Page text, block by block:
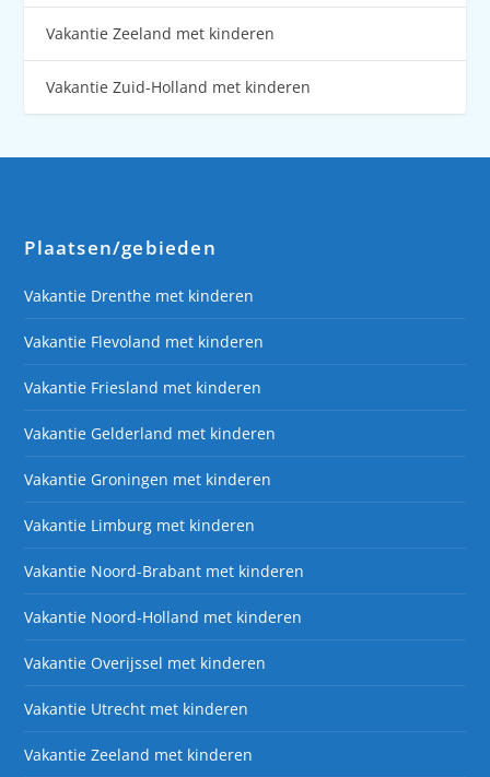
Vakantie Zeeland met kinderen
Vakantie Zuid-Holland met kinderen
Plaatsen/gebieden
Vakantie Drenthe met kinderen
Vakantie Flevoland met kinderen
Vakantie Friesland met kinderen
Vakantie Gelderland met kinderen
Vakantie Groningen met kinderen
Vakantie Limburg met kinderen
Vakantie Noord-Brabant met kinderen
Vakantie Noord-Holland met kinderen
Vakantie Overijssel met kinderen
Vakantie Utrecht met kinderen
Vakantie Zeeland met kinderen